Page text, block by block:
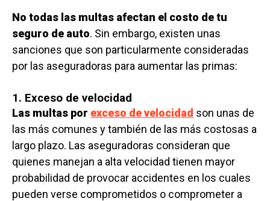
No todas las multas afectan el costo de tu
seguro de auto. Sin embargo, existen unas
sanciones que son particularmente consideradas
por las aseguradoras para aumentar las primas:
1. Exceso de velocidad
Las multas por exceso de velocidad son unas de
las más comunes y también de las más costosas a
largo plazo. Las aseguradoras consideran que
quienes manejan a alta velocidad tienen mayor
probabilidad de provocar accidentes en los cuales
pueden verse comprometidos o comprometer a